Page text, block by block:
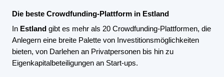
Die beste Crowdfunding-Plattform in Estland
In Estland gibt es mehr als 20 Crowdfunding-Plattformen, die
Anlegern eine breite Palette von Investitionsmöglichkeiten
bieten, von Darlehen an Privatpersonen bis hin zu
Eigenkapitalbeteiligungen an Start-ups.